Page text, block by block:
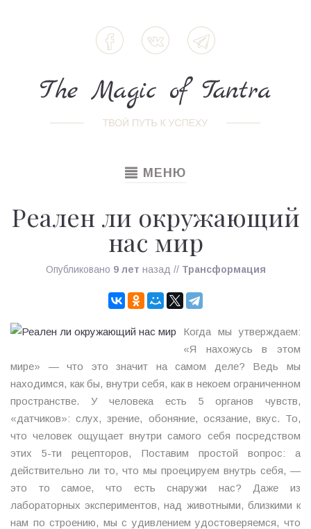
TOGGLE
МЕНЮ
Реален ли окружающий
нас мир
Опубликовано 9 лет назад // Трансформация
Когда мы утверждаем:
«Я нахожусь в этом
мире» — что это значит на самом деле? Ведь мы
находимся, как бы, внутри себя, как в некоем ограниченном
пространстве. У человека есть 5 органов чувств,
«датчиков»: слух, зрение, обоняние, осязание, вкус. То,
что человек ощущает внутри самого себя посредством
этих 5-ти рецепторов, Поставим простой вопрос: а
действительно ли то, что мы проецируем внутрь себя, —
это то самое, что есть снаружи нас? Даже из
лабораторных экспериментов, над животными, близкими к
нам по строению, мы с удивлением удостоверяемся, что